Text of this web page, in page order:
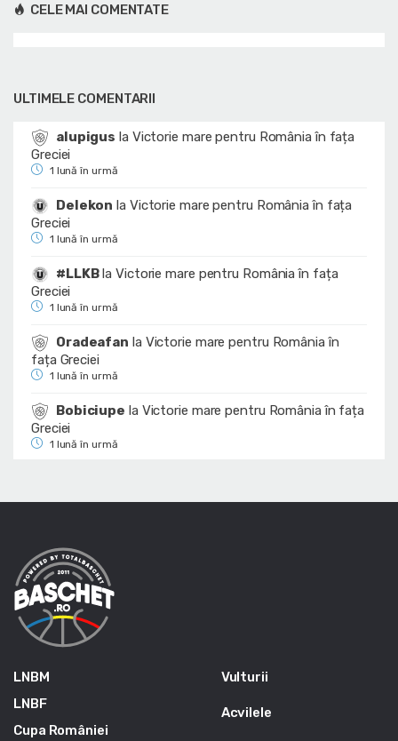
CELE MAI COMENTATE
ULTIMELE COMENTARII
alupigus la Victorie mare pentru România în fața
Greciei
1 lună în urmă
Delekon la Victorie mare pentru România în fața
Greciei
1 lună în urmă
#LLKBlaVictorie mare pentru România în fața
Greciei
1 lună în urmă
Oradeafan la Victorie mare pentru România în
fața Greciei
1 lună în urmă
Bobiciupe la Victorie mare pentru România în fața
Greciei
1 lună în urmă
LNBM
LNBF
Cupa României
Vulturii
Acvilele